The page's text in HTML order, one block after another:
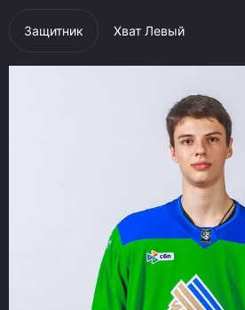
Защитник Хват Левый